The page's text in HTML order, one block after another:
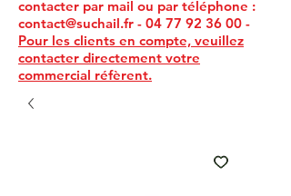
contacter par mail ou par téléphone :
contact@suchail.fr - 04 77 92 36 00 -
Pour les clients en compte, veuillez
contacter directement votre
commercial réfèrent.